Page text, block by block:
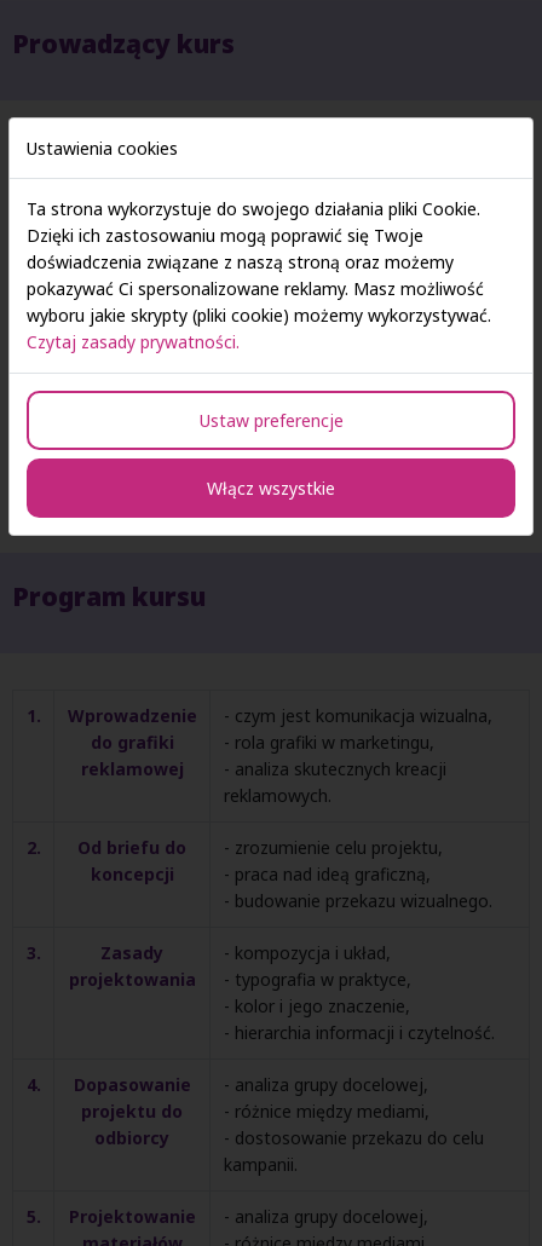
Prowadzący kurs
Program kursu
1.
Wprowadzenie
do grafiki
reklamowej
- czym jest komunikacja wizualna,
- rola grafiki w marketingu,
- analiza skutecznych kreacji
reklamowych.
2.
Od briefu do
koncepcji
- zrozumienie celu projektu,
- praca nad ideą graficzną,
- budowanie przekazu wizualnego.
3.
Zasady
projektowania
- kompozycja i układ,
- typografia w praktyce,
- kolor i jego znaczenie,
- hierarchia informacji i czytelność.
4.
Dopasowanie
projektu do
odbiorcy
- analiza grupy docelowej,
- różnice między mediami,
- dostosowanie przekazu do celu
kampanii.
5.
Projektowanie
- analiza grupy docelowej,
Ustawienia cookies
Ta strona wykorzystuje do swojego działania pliki Cookie.
Dzięki ich zastosowaniu mogą poprawić się Twoje
doświadczenia związane z naszą stroną oraz możemy
pokazywać Ci spersonalizowane reklamy. Masz możliwość
wyboru jakie skrypty (pliki cookie) możemy wykorzystywać.
Czytaj zasady prywatności.
Ustaw preferencje
Włącz wszystkie